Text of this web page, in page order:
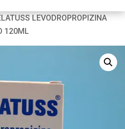
LEVODROPROPIZINA
120ML